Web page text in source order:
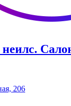
206